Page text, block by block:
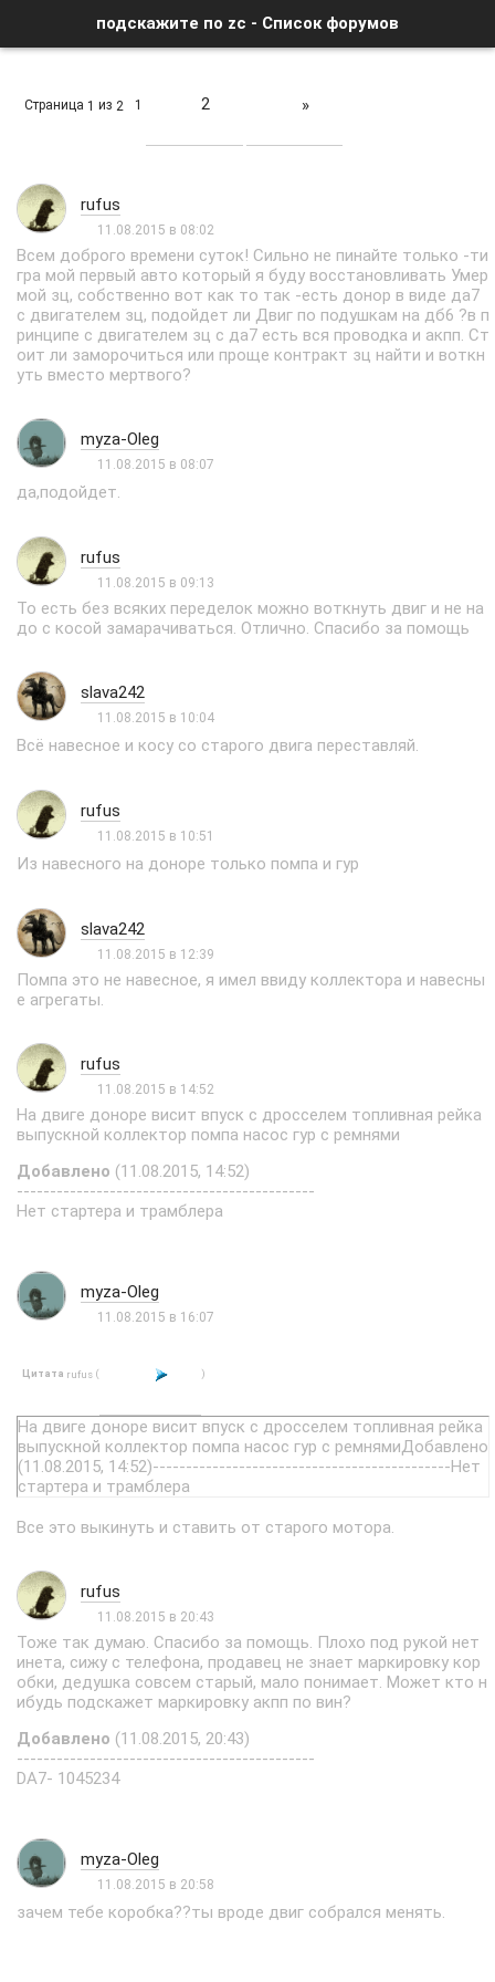
подскажите по zc - Список форумов
Страница 1 из 2 1 2 »
rufus
11.08.2015 в 08:02
Всем доброго времени суток! Сильно не пинайте только -ти
гра мой первый авто который я буду восстановливать Умер
мой зц, собственно вот как то так -есть донор в виде да7
с двигателем зц, подойдет ли Двиг по подушкам на дб6 ?в п
ринципе с двигателем зц с да7 есть вся проводка и акпп. Ст
оит ли заморочиться или проще контракт зц найти и воткн
уть вместо мертвого?
myza-Oleg
11.08.2015 в 08:07
да,подойдет.
rufus
11.08.2015 в 09:13
То есть без всяких переделок можно воткнуть двиг и не на
до с косой замарачиваться. Отлично. Спасибо за помощь
slava242
11.08.2015 в 10:04
Всё навесное и косу со старого двига переставляй.
rufus
11.08.2015 в 10:51
Из навесного на доноре только помпа и гур
slava242
11.08.2015 в 12:39
Помпа это не навесное, я имел ввиду коллектора и навесны
е агрегаты.
rufus
11.08.2015 в 14:52
На двиге доноре висит впуск с дросселем топливная рейка
выпускной коллектор помпа насос гур с ремнями
Добавлено (11.08.2015, 14:52)
---------------------------------------------
Нет стартера и трамблера
myza-Oleg
11.08.2015 в 16:07
Цитата rufus ( )
На двиге доноре висит впуск с дросселем топливная рейка
выпускной коллектор помпа насос гур с ремнямиДобавлено
(11.08.2015, 14:52)---------------------------------------------Нет
стартера и трамблера
Все это выкинуть и ставить от старого мотора.
rufus
11.08.2015 в 20:43
Тоже так думаю. Спасибо за помощь. Плохо под рукой нет
инета, сижу с телефона, продавец не знает маркировку кор
обки, дедушка совсем старый, мало понимает. Может кто н
ибудь подскажет маркировку акпп по вин?
Добавлено (11.08.2015, 20:43)
---------------------------------------------
DA7- 1045234
myza-Oleg
11.08.2015 в 20:58
зачем тебе коробка??ты вроде двиг собрался менять.